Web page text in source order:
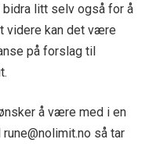
litt selv også for å
videre kan det være
på forslag til
å være med i en
så tar